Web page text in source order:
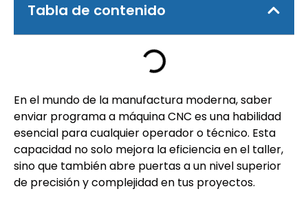
Tabla de contenido
En el mundo de la manufactura moderna, saber
enviar programa a máquina CNC es una habilidad
esencial para cualquier operador o técnico. Esta
capacidad no solo mejora la eficiencia en el taller,
sino que también abre puertas a un nivel superior
de precisión y complejidad en tus proyectos.